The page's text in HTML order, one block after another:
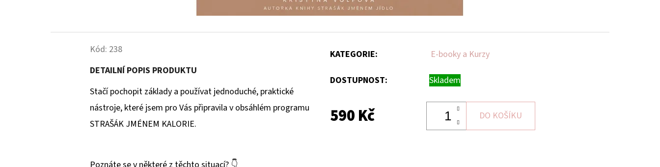
Kód: 238
DETAILNÍ POPIS PRODUKTU
Stačí pochopit základy a používat jednoduché, praktické
nástroje, které jsem pro Vás připravila v obsáhlém programu
STRAŠÁK JMÉNEM KALORIE.
KATEGORIE: E-booky a Kurzy
DOSTUPNOST: Skladem
590 Kč DO KOŠÍKU